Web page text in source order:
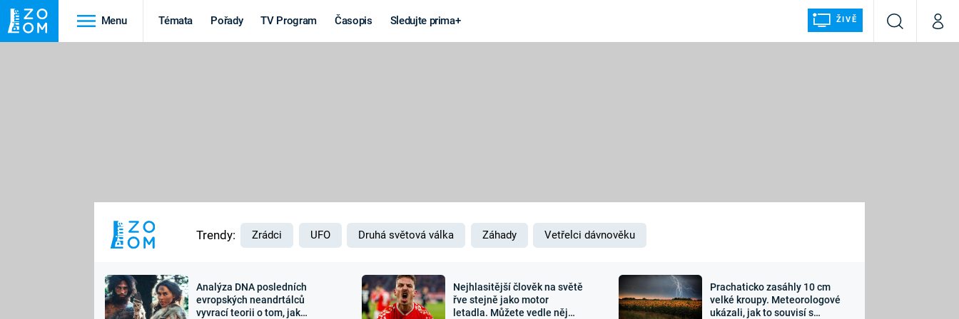
Menu Témata Pořady TV Program Časopis Sledujte prima+ ŽIVĚ
VyhledáváníMůj
MARS
Výročí
Záhady a
Zajímavosti Sledujte nás
Trendy: Zrádci UFO Druhá světová válka Záhady Vetřelci dávnověku
Analýza DNA posledních
evropských neandrtálců
vyvrací teorii o tom, jak
Nejhlasitější člověk na světě
řve stejně jako motor
letadla. Můžete vedle něj
Prachaticko zasáhly 10 cm
velké kroupy. Meteorologové
ukázali, jak to souvisí s